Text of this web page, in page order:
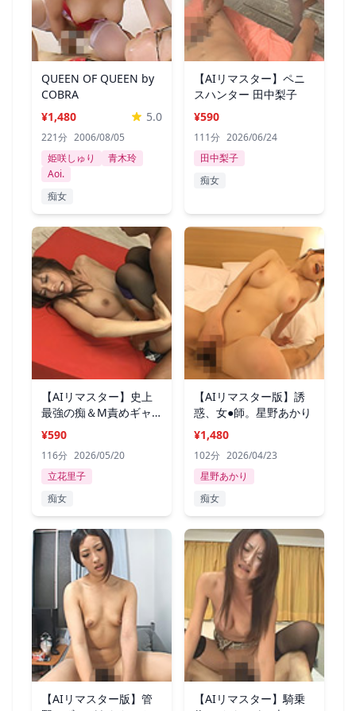
QUEEN OF QUEEN by
COBRA
¥1,480
5.0
221分 2006/08/05
姫咲しゅり
青木玲
Aoi.
痴女
【AIリマスター】ペニ
スハンター 田中梨子
¥590
111分 2026/06/24
田中梨子
痴女
【AIリマスター】史上
最強の痴＆M責めギャ
ル 立花里子
¥590
116分 2026/05/20
立花里子
痴女
【AIリマスター版】誘
惑、女●師。星野あかり
¥1,480
102分 2026/04/23
星野あかり
痴女
【AIリマスター版】管
【AIリマスター】騎乗